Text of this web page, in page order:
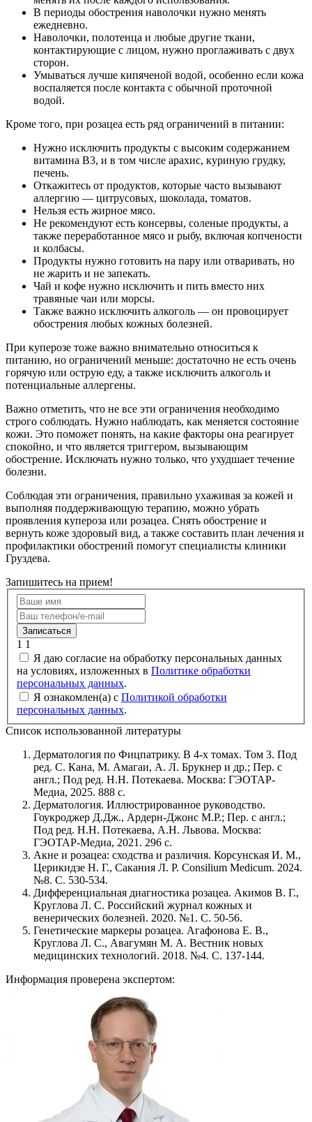
В периоды обострения наволочки нужно менять
ежедневно.
Наволочки, полотенца и любые другие ткани,
контактирующие с лицом, нужно проглаживать с двух
сторон.
Умываться лучше кипяченой водой, особенно если кожа
воспаляется после контакта с обычной проточной
водой.
Кроме того, при розацеа есть ряд ограничений в питании:
Нужно исключить продукты с высоким содержанием
витамина B3, и в том числе арахис, куриную грудку,
печень.
Откажитесь от продуктов, которые часто вызывают
аллергию — цитрусовых, шоколада, томатов.
Нельзя есть жирное мясо.
Не рекомендуют есть консервы, соленые продукты, а
также переработанное мясо и рыбу, включая копчености
и колбасы.
Продукты нужно готовить на пару или отваривать, но
не жарить и не запекать.
Чай и кофе нужно исключить и пить вместо них
травяные чаи или морсы.
Также важно исключить алкоголь — он провоцирует
обострения любых кожных болезней.
При куперозе тоже важно внимательно относиться к
питанию, но ограничений меньше: достаточно не есть очень
горячую или острую еду, а также исключить алкоголь и
потенциальные аллергены.
Важно отметить, что не все эти ограничения необходимо
строго соблюдать. Нужно наблюдать, как меняется состояние
кожи. Это поможет понять, на какие факторы она реагирует
спокойно, и что является триггером, вызывающим
обострение. Исключать нужно только, что ухудшает течение
болезни.
Соблюдая эти ограничения, правильно ухаживая за кожей и
выполняя поддерживающую терапию, можно убрать
проявления купероза или розацеа. Снять обострение и
вернуть коже здоровый вид, а также составить план лечения и
профилактики обострений помогут специалисты клиники
Груздева.
Запишитесь на прием!
Записаться
1 1
на условиях, изложенных в Политике обработки
персональных данных.
Я ознакомлен(а) с Политикой обработки
персональных данных.
Список использованной литературы
Дерматология по Фицпатрику. В 4-х томах. Том 3. Под
ред. С. Кана, М. Амагаи, А. Л. Брукнер и др.; Пер. с
англ.; Под ред. Н.Н. Потекаева. Москва: ГЭОТАР-
Медиа, 2025. 888 c.
Дерматология. Иллюстрированное руководство.
Гоукроджер Д.Дж., Ардерн-Джонс М.Р.; Пер. с англ.;
Под ред. Н.Н. Потекаева, А.Н. Львова. Москва:
ГЭОТАР-Медиа, 2021. 296 c.
Акне и розацеа: сходства и различия. Корсунская И. М.,
Церикидзе Н. Г., Сакания Л. Р. Consilium Medicum. 2024.
№8. С. 530-534.
Дифференциальная диагностика розацеа. Акимов В. Г.,
Круглова Л. С. Российский журнал кожных и
венерических болезней. 2020. №1. С. 50-56.
Генетические маркеры розацеа. Агафонова Е. В.,
Круглова Л. С., Авагумян М. А. Вестник новых
медицинских технологий. 2018. №4. С. 137-144.
Информация проверена экспертом: